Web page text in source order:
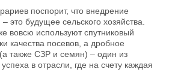
поспорит, что внедрение
это будущее сельского хозяйства.
вовсю используют спутниковый
качества посевов, а дробное
также СЗР и семян) – один из
в отрасли, где на счету каждая